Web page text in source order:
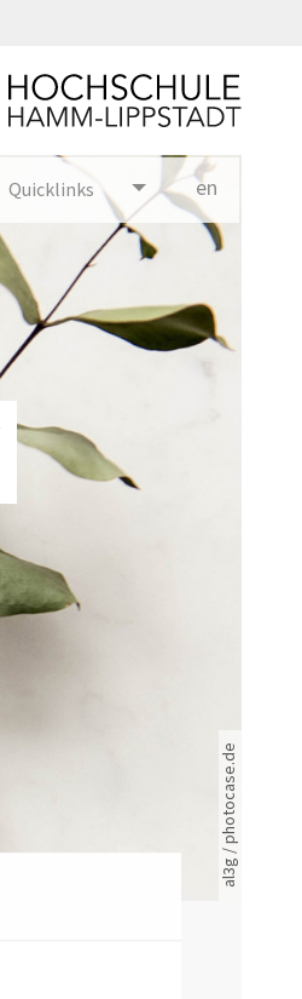
Quicklinks en
Rote leere Sitzreihen
al3g / photocase.de